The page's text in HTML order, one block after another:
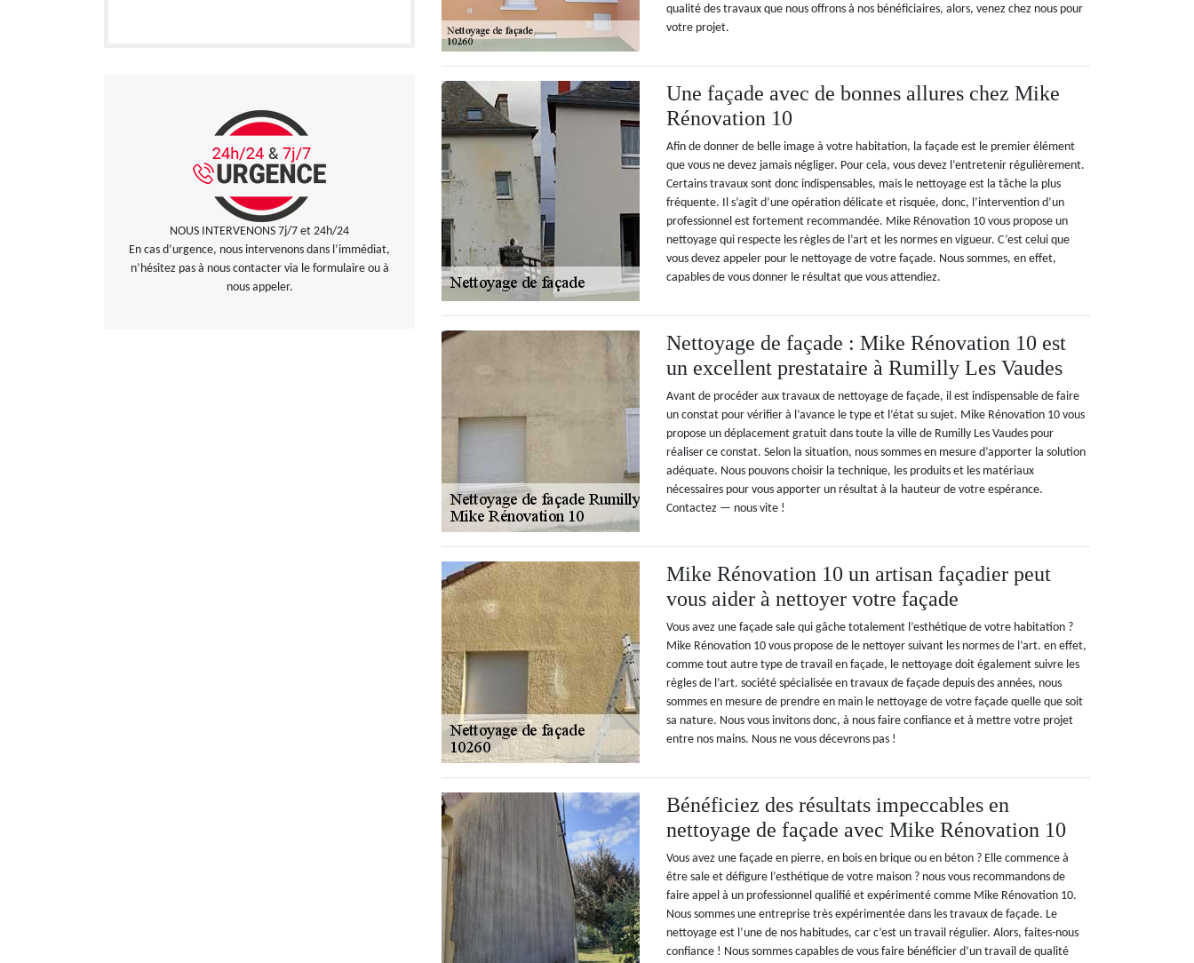
NOUS INTERVENONS 7j/7 et 24h/24
En cas d’urgence, nous intervenons dans l’immédiat,
n’hésitez pas à nous contacter via le formulaire ou à
nous appeler.
qualité des travaux que nous offrons à nos bénéficiaires, alors, venez chez nous pour
votre projet.
Une façade avec de bonnes allures chez Mike
Rénovation 10
Afin de donner de belle image à votre habitation, la façade est le premier élément
que vous ne devez jamais négliger. Pour cela, vous devez l’entretenir régulièrement.
Certains travaux sont donc indispensables, mais le nettoyage est la tâche la plus
fréquente. Il s’agit d’une opération délicate et risquée, donc, l’intervention d’un
professionnel est fortement recommandée. Mike Rénovation 10 vous propose un
nettoyage qui respecte les règles de l’art et les normes en vigueur. C’est celui que
vous devez appeler pour le nettoyage de votre façade. Nous sommes, en effet,
capables de vous donner le résultat que vous attendiez.
Nettoyage de façade : Mike Rénovation 10 est
un excellent prestataire à Rumilly Les Vaudes
Avant de procéder aux travaux de nettoyage de façade, il est indispensable de faire
un constat pour vérifier à l’avance le type et l’état su sujet. Mike Rénovation 10 vous
propose un déplacement gratuit dans toute la ville de Rumilly Les Vaudes pour
réaliser ce constat. Selon la situation, nous sommes en mesure d’apporter la solution
adéquate. Nous pouvons choisir la technique, les produits et les matériaux
nécessaires pour vous apporter un résultat à la hauteur de votre espérance.
Contactez — nous vite !
Mike Rénovation 10 un artisan façadier peut
vous aider à nettoyer votre façade
Vous avez une façade sale qui gâche totalement l’esthétique de votre habitation ?
Mike Rénovation 10 vous propose de le nettoyer suivant les normes de l’art. en effet,
comme tout autre type de travail en façade, le nettoyage doit également suivre les
règles de l’art. société spécialisée en travaux de façade depuis des années, nous
sommes en mesure de prendre en main le nettoyage de votre façade quelle que soit
sa nature. Nous vous invitons donc, à nous faire confiance et à mettre votre projet
entre nos mains. Nous ne vous décevrons pas !
Bénéficiez des résultats impeccables en
nettoyage de façade avec Mike Rénovation 10
Vous avez une façade en pierre, en bois en brique ou en béton ? Elle commence à
être sale et défigure l’esthétique de votre maison ? nous vous recommandons de
faire appel à un professionnel qualifié et expérimenté comme Mike Rénovation 10.
Nous sommes une entreprise très expérimentée dans les travaux de façade. Le
nettoyage est l’une de nos habitudes, car c’est un travail régulier. Alors, faites-nous
confiance ! Nous sommes capables de vous faire bénéficier d’un travail de qualité